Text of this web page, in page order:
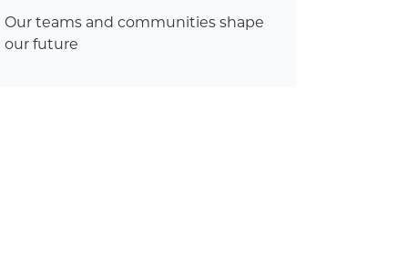
Our teams and communities shape
our future